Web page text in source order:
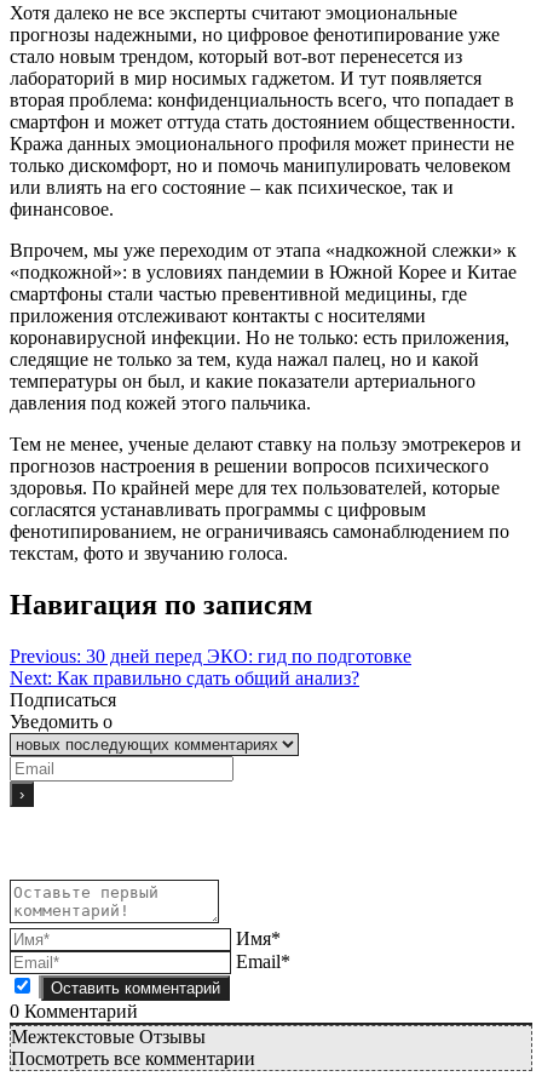
Хотя далеко не все эксперты считают эмоциональные
прогнозы надежными, но цифровое фенотипирование уже
стало новым трендом, который вот-вот перенесется из
лабораторий в мир носимых гаджетом. И тут появляется
вторая проблема: конфиденциальность всего, что попадает в
смартфон и может оттуда стать достоянием общественности.
Кража данных эмоционального профиля может принести не
только дискомфорт, но и помочь манипулировать человеком
или влиять на его состояние – как психическое, так и
финансовое.
Впрочем, мы уже переходим от этапа «надкожной слежки» к
«подкожной»: в условиях пандемии в Южной Корее и Китае
смартфоны стали частью превентивной медицины, где
приложения отслеживают контакты с носителями
коронавирусной инфекции. Но не только: есть приложения,
следящие не только за тем, куда нажал палец, но и какой
температуры он был, и какие показатели артериального
давления под кожей этого пальчика.
Тем не менее, ученые делают ставку на пользу эмотрекеров и
прогнозов настроения в решении вопросов психического
здоровья. По крайней мере для тех пользователей, которые
согласятся устанавливать программы с цифровым
фенотипированием, не ограничиваясь самонаблюдением по
текстам, фото и звучанию голоса.
Навигация по записям
Previous: 30 дней перед ЭКО: гид по подготовке
Next: Как правильно сдать общий анализ?
Подписаться
Уведомить о
Имя*
Email*
0 Комментарий
Межтекстовые Отзывы
Посмотреть все комментарии